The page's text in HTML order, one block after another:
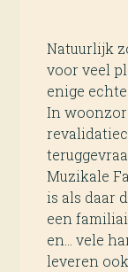
Natuurlijk
voor veel
enige
In
Muzikale
is als daar
een
en… vele
leveren